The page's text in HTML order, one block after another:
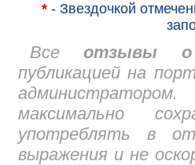
*- Звездочкой
Всеотзывы
публикацией на
максимально
употреблять в
выражения и не